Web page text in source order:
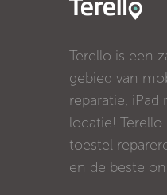
Terello is een
gebied van
reparatie, iPad
locatie!
toestel
en de beste